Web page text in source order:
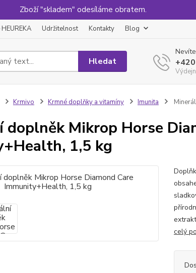
Zboží "skladem" odesíláme obratem.
Udržitelnost Kontakty Blog
Hledat
Krmivo Krmné doplňky a vitamíny Imunita
doplněk Mikrop Horse
1,5 kg
celý